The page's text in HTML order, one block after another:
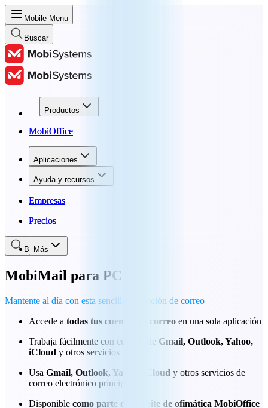
Mobile Menu
Buscar
Productos
MobiOffice
Aplicaciones
Ayuda y recursos
Empresas
Precios
Más
Productos
MobiOffice
Aplicaciones
Ayuda y recursos
Empresas
Precios
Buscar
MobiMail para PC
Mantente al día con esta sencilla aplicación de correo
Accede a todas tus cuentas de correo en una sola aplicación
Trabaja fácilmente con cuentas de Gmail, Outlook, Yahoo,
iCloud y otros servicios
Usa Gmail, Outlook, Yahoo, iCloud y otros servicios de
correo electrónico principales
Disponible como parte de la suite de ofimática MobiOffice